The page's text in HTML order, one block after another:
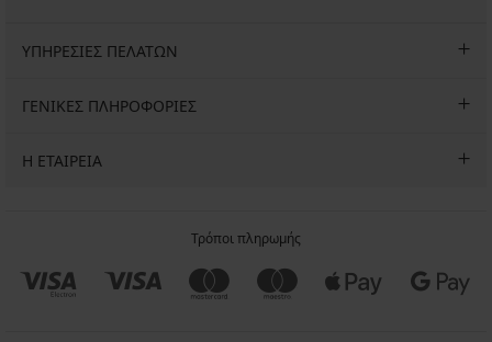
ΥΠΗΡΕΣΙΕΣ ΠΕΛΑΤΩΝ
ΓΕΝΙΚΕΣ ΠΛΗΡΟΦΟΡΙΕΣ
Η ΕΤΑΙΡΕΙΑ
Τρόποι πληρωμής